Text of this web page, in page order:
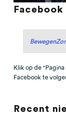
Facebook
Klik op de
Facebook te
Recent